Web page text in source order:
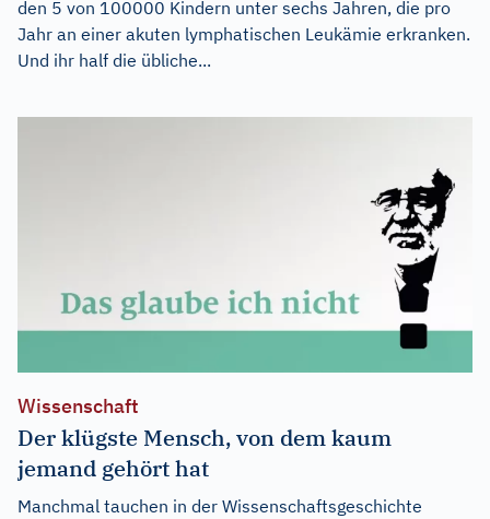
den 5 von 100000 Kindern unter sechs Jahren, die pro
Jahr an einer akuten lymphatischen Leukämie erkranken.
Und ihr half die übliche...
Wissenschaft
Der klügste Mensch, von dem kaum
jemand gehört hat
Manchmal tauchen in der Wissenschaftsgeschichte